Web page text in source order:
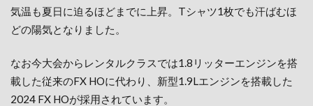
気温も夏日に迫るほどまでに上昇。Tシャツ1枚でも汗ばむほ
どの陽気となりました。
なお今大会からレンタルクラスでは1.8リッターエンジンを搭
載した従来のFX HOに代わり、新型1.9Lエンジンを搭載した
2024 FX HOが採用されています。